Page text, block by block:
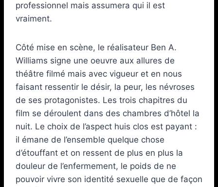
professionnel mais assumera qui il est
vraiment.
Côté mise en scène, le réalisateur Ben A.
Williams signe une oeuvre aux allures de
théâtre filmé mais avec vigueur et en nous
faisant ressentir le désir, la peur, les névroses
de ses protagonistes. Les trois chapitres du
film se déroulent dans des chambres d’hôtel la
nuit. Le choix de l’aspect huis clos est payant :
il émane de l’ensemble quelque chose
d’étouffant et on ressent de plus en plus la
douleur de l’enfermement, le poids de ne
pouvoir vivre son identité sexuelle que de façon